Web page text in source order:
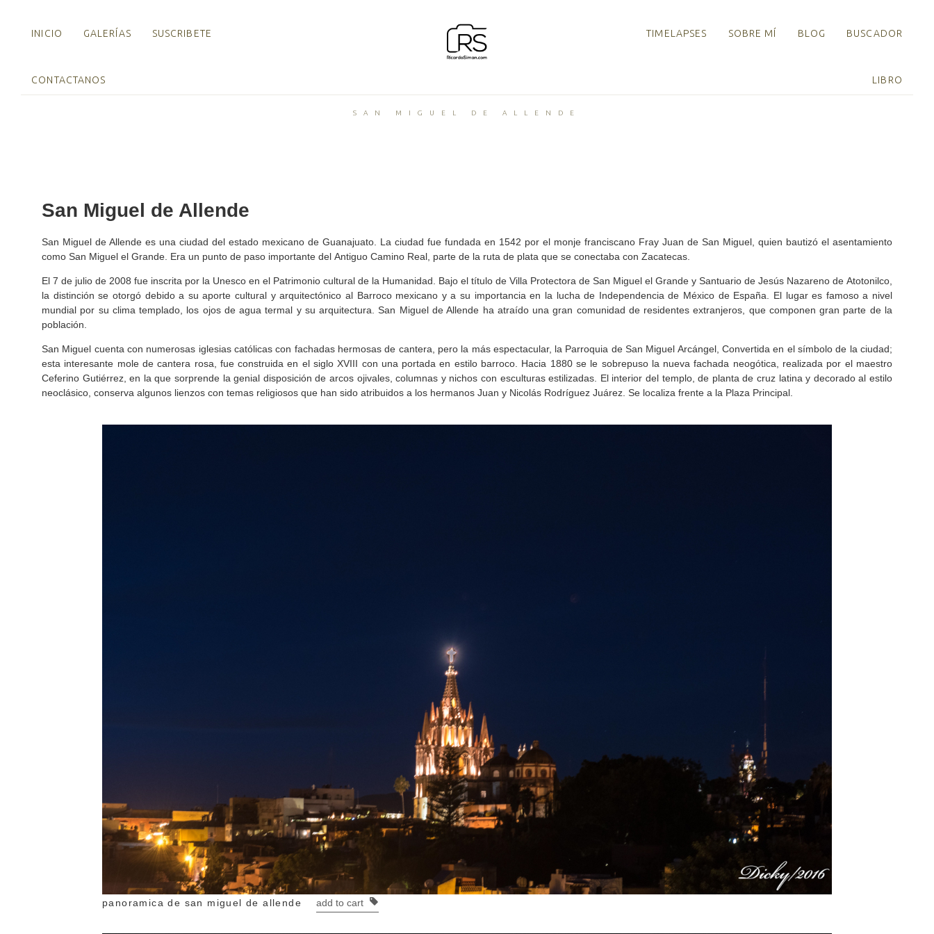
INICIO GALERÍAS SUSCRIBETE
CONTACTANOS
TIMELAPSES SOBRE MÍ BLOG BUSCADOR
LIBRO
SAN MIGUEL DE ALLENDE
San Miguel de Allende
San Miguel de Allende es una ciudad del estado mexicano de Guanajuato. La ciudad fue fundada en 1542 por el monje franciscano Fray Juan de San Miguel, quien bautizó el asentamiento
como San Miguel el Grande. Era un punto de paso importante del Antiguo Camino Real, parte de la ruta de plata que se conectaba con Zacatecas.
El 7 de julio de 2008 fue inscrita por la Unesco en el Patrimonio cultural de la Humanidad. Bajo el título de Villa Protectora de San Miguel el Grande y Santuario de Jesús Nazareno de Atotonilco,
la distinción se otorgó debido a su aporte cultural y arquitectónico al Barroco mexicano y a su importancia en la lucha de Independencia de México de España. El lugar es famoso a nivel
mundial por su clima templado, los ojos de agua termal y su arquitectura. San Miguel de Allende ha atraído una gran comunidad de residentes extranjeros, que componen gran parte de la
población.
San Miguel cuenta con numerosas iglesias católicas con fachadas hermosas de cantera, pero la más espectacular, la Parroquia de San Miguel Arcángel, Convertida en el símbolo de la ciudad;
esta interesante mole de cantera rosa, fue construida en el siglo XVIII con una portada en estilo barroco. Hacia 1880 se le sobrepuso la nueva fachada neogótica, realizada por el maestro
Ceferino Gutiérrez, en la que sorprende la genial disposición de arcos ojivales, columnas y nichos con esculturas estilizadas. El interior del templo, de planta de cruz latina y decorado al estilo
neoclásico, conserva algunos lienzos con temas religiosos que han sido atribuidos a los hermanos Juan y Nicolás Rodríguez Juárez. Se localiza frente a la Plaza Principal.
panoramica de san miguel de allende add to cart